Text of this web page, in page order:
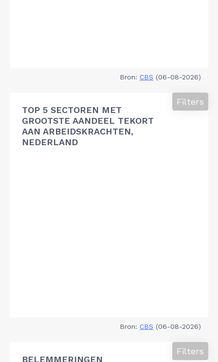
Bron: CBS (06-08-2026)
TOP 5 SECTOREN MET
GROOTSTE AANDEEL TEKORT
AAN ARBEIDSKRACHTEN,
NEDERLAND
Filters
Bron: CBS (06-08-2026)
BELEMMERINGEN
Filters